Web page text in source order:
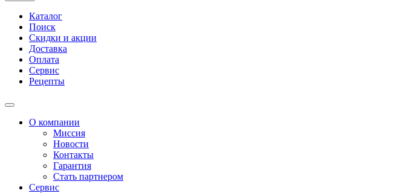
Каталог
Поиск
Скидки и акции
Доставка
Оплата
Сервис
Рецепты
О компании
Миссия
Новости
Контакты
Гарантия
Стать партнером
Сервис